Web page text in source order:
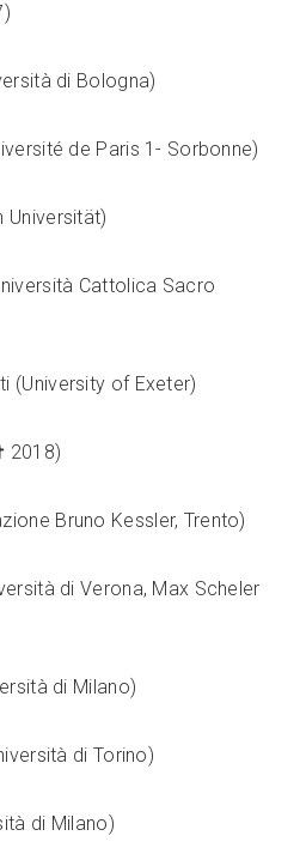
di Bologna)
de Paris 1- Sorbonne)
Universität)
Cattolica Sacro
(University of Exeter)
2018)
Bruno Kessler, Trento)
di Verona, Max Scheler
di Milano)
di Torino)
di Milano)